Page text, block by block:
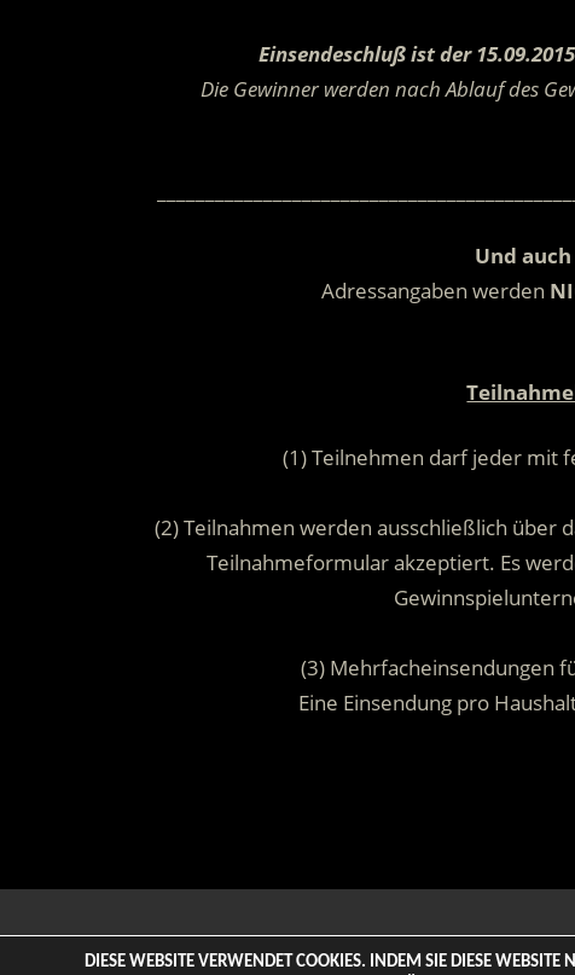
Einsendeschluß ist der 15.09.2015
Die Gewinner werden nach Ablauf des
Und
Adressangaben werden
(1) Teilnehmen darf jeder mit
(2) Teilnahmen werden ausschließlich über
Teilnahmeformular akzeptiert. Es
(3) Mehrfacheinsendungen
Eine Einsendung pro
© 2026 ENTERTAINMENT BASE – Life & Style Magazine. All
DIESE WEBSITE VERWENDET COOKIES. INDEM SIE DIESE